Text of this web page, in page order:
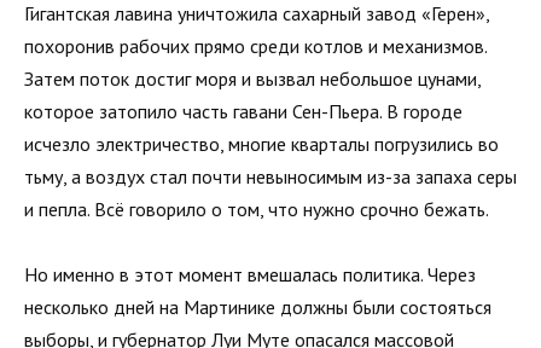
Гигантская лавина уничтожила сахарный завод «Герен»,
похоронив рабочих прямо среди котлов и механизмов.
Затем поток достиг моря и вызвал небольшое цунами,
которое затопило часть гавани Сен-Пьера. В городе
исчезло электричество, многие кварталы погрузились во
тьму, а воздух стал почти невыносимым из-за запаха серы
и пепла. Всё говорило о том, что нужно срочно бежать.
Но именно в этот момент вмешалась политика. Через
несколько дней на Мартинике должны были состояться
выборы, и губернатор Луи Муте опасался массовой